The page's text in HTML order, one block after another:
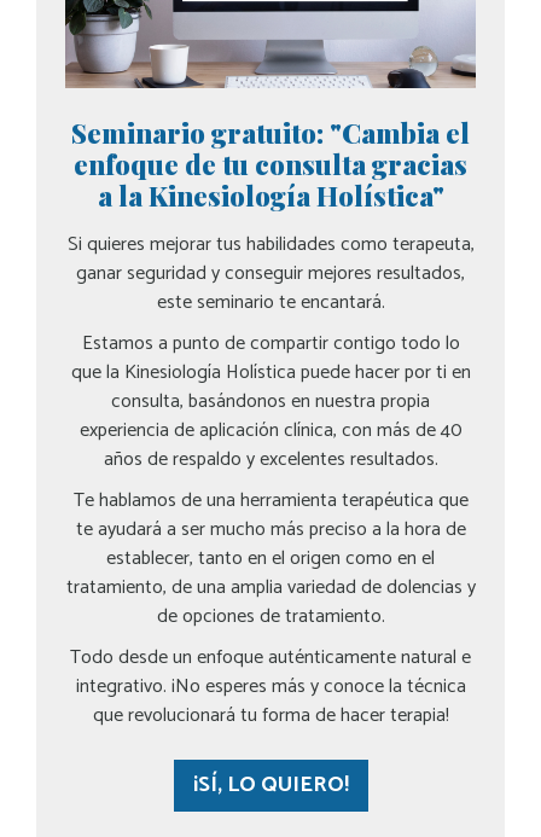
Seminario gratuito: "Cambia el
enfoque de tu consulta gracias
a la Kinesiología Holística"
Si quieres mejorar tus habilidades como terapeuta,
ganar seguridad y conseguir mejores resultados,
este seminario te encantará.
Estamos a punto de compartir contigo todo lo
que la Kinesiología Holística puede hacer por ti en
consulta, basándonos en nuestra propia
experiencia de aplicación clínica, con más de 40
años de respaldo y excelentes resultados.
Te hablamos de una herramienta terapéutica que
te ayudará a ser mucho más preciso a la hora de
establecer, tanto en el origen como en el
tratamiento, de una amplia variedad de dolencias y
de opciones de tratamiento.
Todo desde un enfoque auténticamente natural e
integrativo. ¡No esperes más y conoce la técnica
que revolucionará tu forma de hacer terapia!
¡SÍ, LO QUIERO!